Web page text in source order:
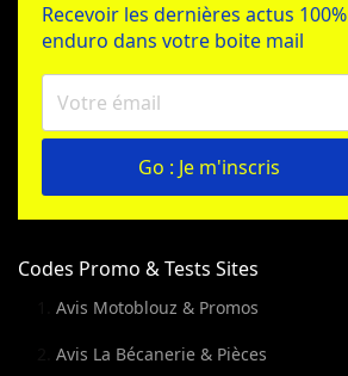
Recevoir les dernières actus 100%
enduro dans votre boite mail
Go : Je m'inscris
Codes Promo & Tests Sites
Avis Motoblouz & Promos
Avis La Bécanerie & Pièces